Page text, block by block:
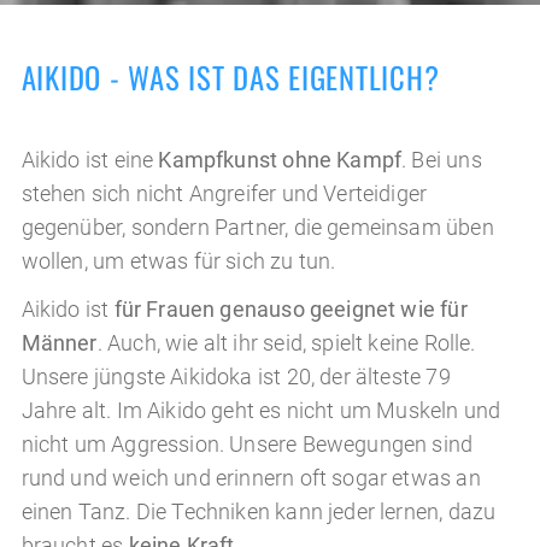
AIKIDO - WAS IST DAS EIGENTLICH?
Aikido ist eine Kampfkunst ohne Kampf. Bei uns
stehen sich nicht Angreifer und Verteidiger
gegenüber, sondern Partner, die gemeinsam üben
wollen, um etwas für sich zu tun.
Aikido ist für Frauen genauso geeignet wie für
Männer. Auch, wie alt ihr seid, spielt keine Rolle.
Unsere jüngste Aikidoka ist 20, der älteste 79
Jahre alt. Im Aikido geht es nicht um Muskeln und
nicht um Aggression. Unsere Bewegungen sind
rund und weich und erinnern oft sogar etwas an
einen Tanz. Die Techniken kann jeder lernen, dazu